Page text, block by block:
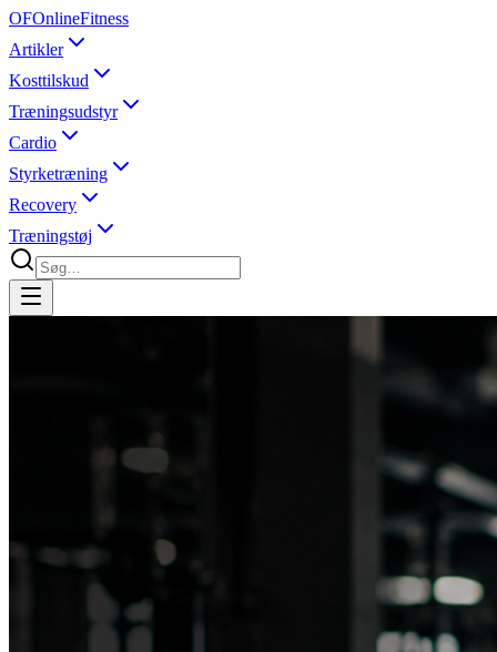
OFOnlineFitness
Artikler
Kosttilskud
Træningsudstyr
Cardio
Styrketræning
Recovery
Træningstøj